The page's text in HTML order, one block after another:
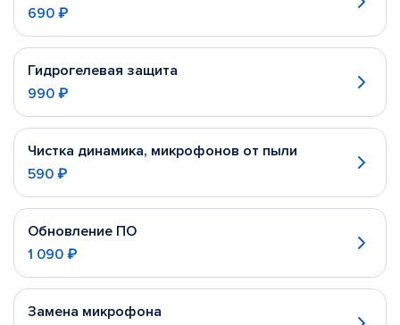
690 ₽
Гидрогелевая защита
990 ₽
Чистка динамика, микрофонов от пыли
590 ₽
Обновление ПО
1 090 ₽
Замена микрофона